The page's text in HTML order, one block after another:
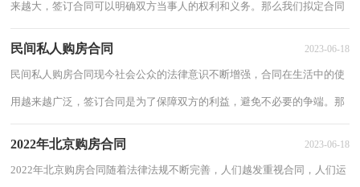
来越大，签订合同可以明确双方当事人的权利和义务。那么我们拟定合同
民间私人购房合同 2023-06-18
民间私人购房合同现今社会公众的法律意识不断增强，合同在生活中的使
用越来越广泛，签订合同是为了保障双方的利益，避免不必要的争端。那
2022年北京购房合同 2023-06-18
2022年北京购房合同随着法律法规不断完善，人们越发重视合同，人们运